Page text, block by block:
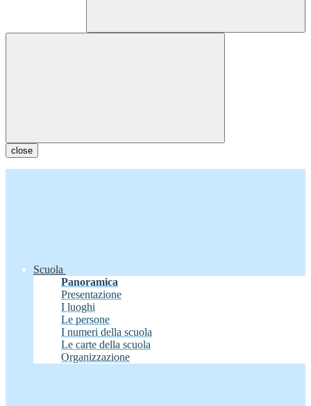
close
Scuola
Panoramica
Presentazione
I luoghi
Le persone
I numeri della scuola
Le carte della scuola
Organizzazione